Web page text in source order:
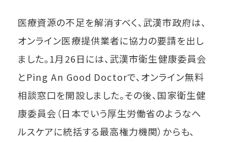
医療資源の不足を解消すべく、武漢市政府は、
オンライン医療提供業者に協力の要請を出し
ました。1月26日には、武漢市衛生健康委員会
とPing An Good Doctorで、オンライン無料
相談窓口を開設しました。その後、国家衛生健
康委員会（日本でいう厚生労働省のようなヘ
ルスケアに統括する最高権力機関）からも、